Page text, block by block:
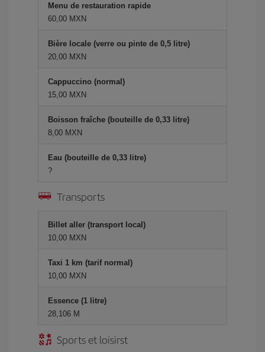
Menu de restauration rapide
60,00 MXN
Bière locale (verre ou pinte de 0,5 litre)
20,00 MXN
Cappuccino (normal)
15,00 MXN
Boisson fraîche (bouteille de 0,33 litre)
8,00 MXN
Eau (bouteille de 0,33 litre)
?
Transports
Billet aller (transport local)
10,00 MXN
Taxi 1 km (tarif normal)
10,00 MXN
Essence (1 litre)
28,106 M
Sports et loisirst